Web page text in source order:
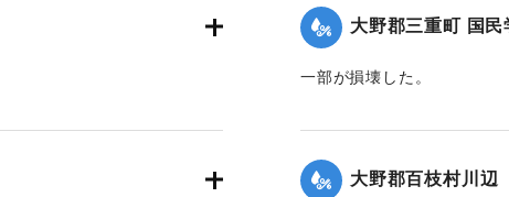
｜固有コード:00474073
大野郡三重町 国民
一部が損壊した。
｜固有コード:00474067
大野郡百枝村川辺